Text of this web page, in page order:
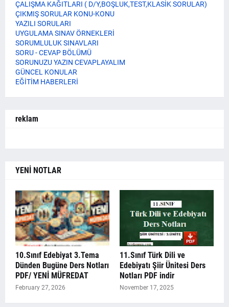
ÇALIŞMA KAĞITLARI ( D/Y,BOŞLUK,TEST,KLASİK SORULAR)
ÇIKMIŞ SORULAR KONU-KONU
YAZILI SORULARI
UYGULAMA SINAV ÖRNEKLERİ
SORUMLULUK SINAVLARI
SORU - CEVAP BÖLÜMÜ
SORUNUZU YAZIN CEVAPLAYALIM
GÜNCEL KONULAR
EĞİTİM HABERLERİ
reklam
YENİ NOTLAR
10.Sınıf Edebiyat 3.Tema
Dünden Bugüne Ders Notları
PDF/ YENİ MÜFREDAT
February 27, 2026
11.Sınıf Türk Dili ve
Edebiyatı Şiir Ünitesi Ders
Notları PDF indir
November 17, 2025